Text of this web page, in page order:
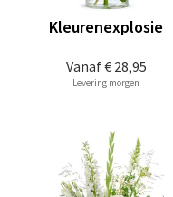
Vanaf€ 28,95
Kleurenexplosie
Levering morgen